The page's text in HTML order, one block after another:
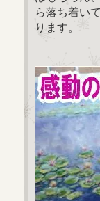
ら落ち着い
ります。